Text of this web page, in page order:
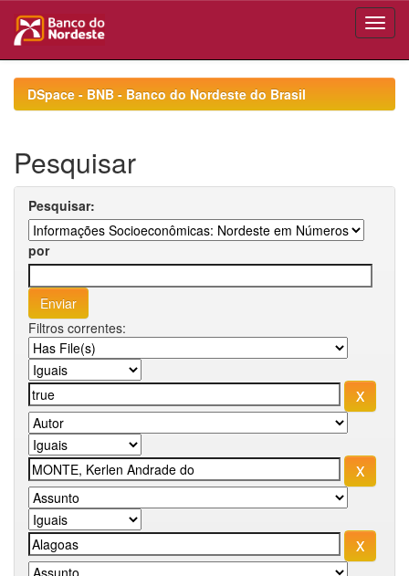
navigationDSpace - BNB - Banco do Nordeste do Brasil
Pesquisar
Pesquisar:
por
Filtros correntes: